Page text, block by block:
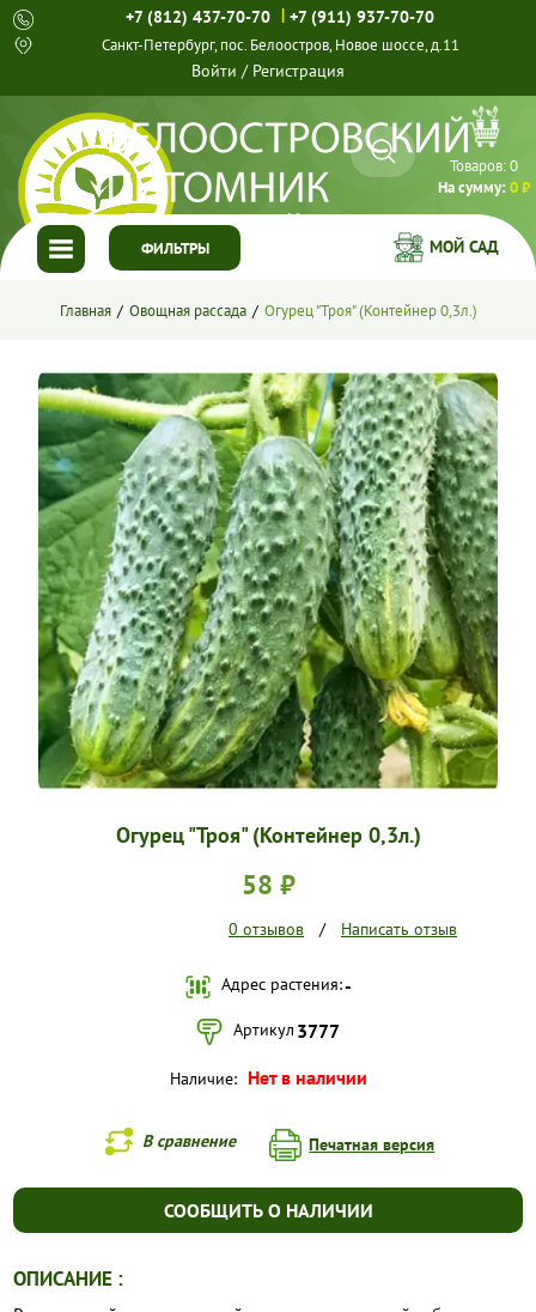
+7 (812) 437-70-70 | +7 (911) 937-70-70
Санкт-Петербург, пос. Белоостров, Новое шоссе, д.11
Войти / Регистрация
Товаров:0
На сумму:0 ₽
ФИЛЬТРЫ
ГЛАВНАЯ
СПЕЦПРЕДЛОЖЕНИЯ
ГОТОВЫЕ РЕШЕНИЯ
О НАС
УСЛОВИЯ РАБОТЫ
КОНТАКТЫ
МОЙ САД
Главная Овощная рассада Огурец "Троя" (Контейнер 0,3л.)
Огурец "Троя" (Контейнер 0,3л.)
58 ₽
0 отзывов / Написать отзыв
Адрес растения:-
Артикул 3777
Наличие: Нет в наличии
В сравнение Печатная версия
СООБЩИТЬ О НАЛИЧИИ
ОПИСАНИЕ :